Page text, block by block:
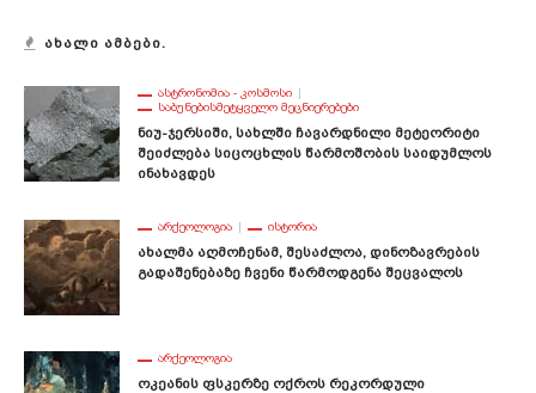
ᲐᲮᲐᲚᲘ ᲐᲛᲑᲔᲑᲘ.
ᲐᲡᲢᲠᲝᲜᲝᲛᲘᲐ - ᲙᲝᲡᲛᲝᲡᲘ
ᲡᲐᲑᲣᲜᲔᲑᲘᲡᲛᲔᲢᲧᲕᲔᲚᲝ ᲛᲔᲪᲜᲘᲔᲠᲔᲑᲔᲑᲘ
Ნიუ-Ჯერსიში, Სახლში Ჩავარდნილი Მეტეორიტი
Შეიძლება Სიცოცხლის Წარმოშობის Საიდუმლოს
Ინახავდეს
ᲐᲠᲥᲔᲝᲚᲝᲒᲘᲐ ᲘᲡᲢᲝᲠᲘᲐ
Ახალმა Აღმოჩენამ, Შესაძლოა, Დინოზავრების
Გადაშენებაზე Ჩვენი Წარმოდგენა Შეცვალოს
ᲐᲠᲥᲔᲝᲚᲝᲒᲘᲐ
Ოკეანის Ფსკერზე Ოქროს Რეკორდული